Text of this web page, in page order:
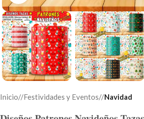
Inicio/ Festividades y Eventos/ Navidad